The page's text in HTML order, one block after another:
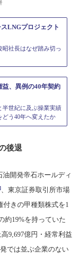
LNGプロジェクト
昭社長はなぜ踏み切っ
益、異例の40年契約
半世紀に及ぶ操業実績
どう40年へ変えたか
後退
開発帝石ホールディ
、東京証券取引所市場
付きの甲種類株式を1
約19%を持っていた
9,697億円・経常利益
では並ぶ企業のない